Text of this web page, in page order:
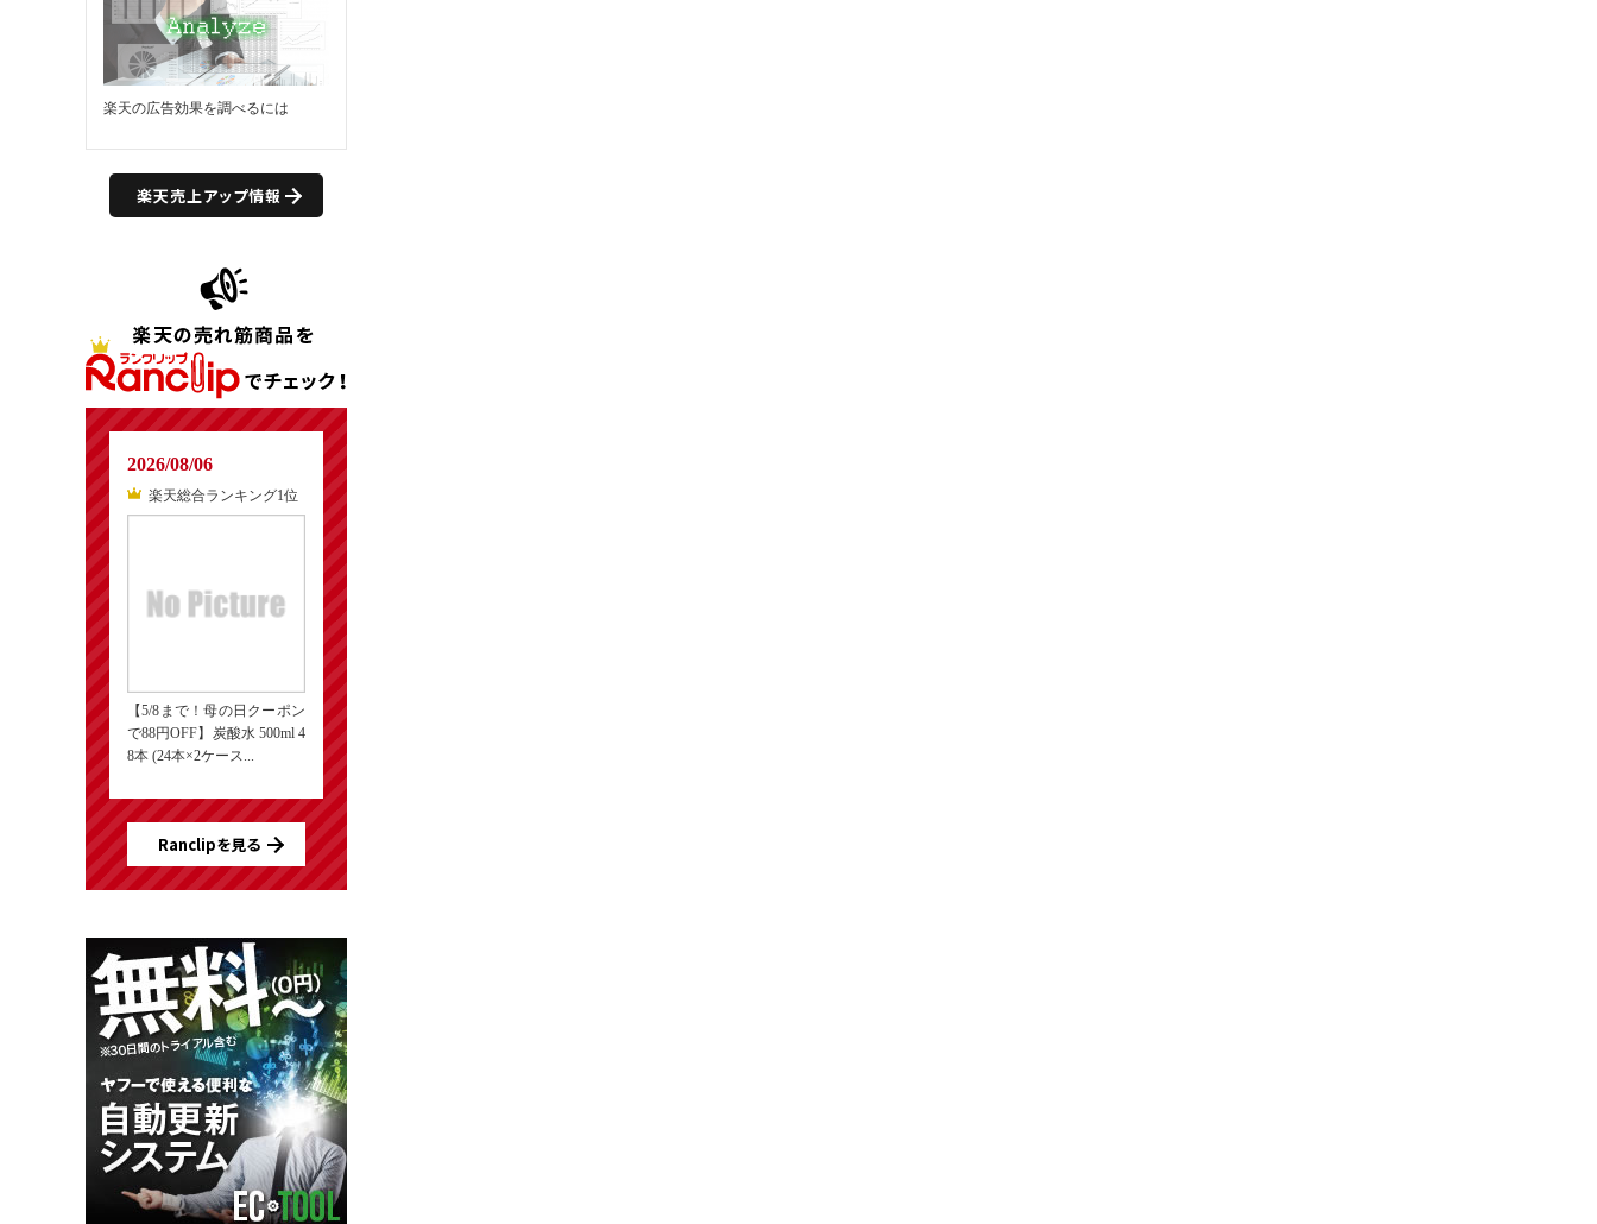
楽天の広告効果を調べるには
楽天売上アップ情報
2026/08/06
楽天総合ランキング1位
【5/8まで！母の日クーポン
で88円OFF】炭酸水 500ml 4
8本 (24本×2ケース...
Ranclipを見る